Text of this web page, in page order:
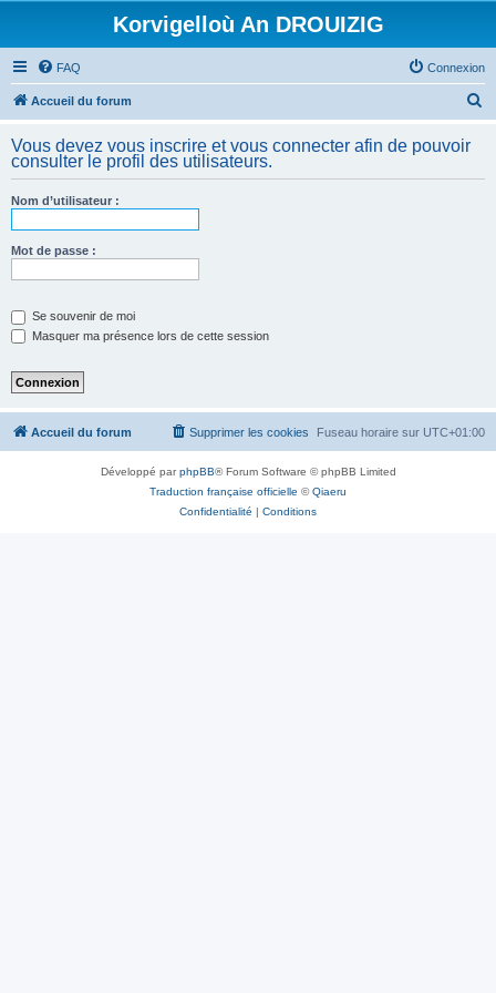
Korvigelloù An DROUIZIG
FAQ Connexion
Accueil du forum
h
Vous devez vous inscrire et vous connecter afin de pouvoir
consulter le profil des utilisateurs.
Nom d’utilisateur :
Mot de passe :
Se souvenir de moi
Masquer ma présence lors de cette session
Accueil du forum Fuseau horaire sur UTC+01:00
Supprimer les cookies
Développé parphpBB® Forum Software © phpBB Limited
Traduction française officielle ©Qiaeru
Confidentialité | Conditions